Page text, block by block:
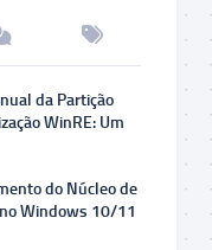
da Partição
WinRE: Um
do Núcleo de
Windows 10/11